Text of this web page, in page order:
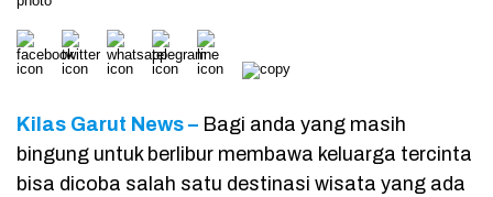
Kilas Garut News – Bagi anda yang masih
bingung untuk berlibur membawa keluarga tercinta
bisa dicoba salah satu destinasi wisata yang ada